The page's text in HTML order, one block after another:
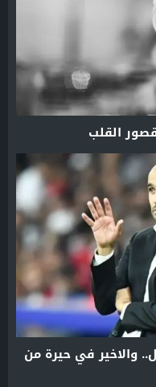
القلب
والاخير في حيرة من